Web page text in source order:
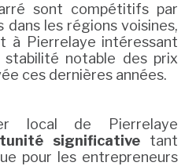
sont compétitifs par
les régions voisines,
à Pierrelaye intéressant
notable des prix
ces dernières années.
local de Pierrelaye
significativetant
pour les entrepreneurs